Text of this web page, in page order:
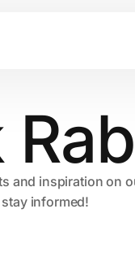
and inspiration on
informed!